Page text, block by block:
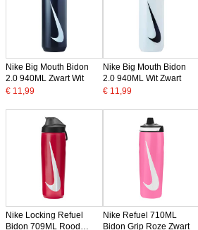
Nike Big Mouth Bidon
2.0 940ML Zwart Wit
€ 11,99
Nike Big Mouth Bidon
2.0 940ML Wit Zwart
€ 11,99
Nike Locking Refuel
Bidon 709ML Rood
Nike Refuel 710ML
Bidon Grip Roze Zwart